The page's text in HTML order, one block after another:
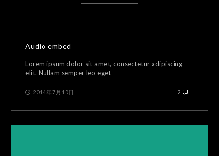
Audio embed
Lorem ipsum dolor sit amet, consectetur adipiscing
elit. Nullam semper leo eget
2
2014年7月10日